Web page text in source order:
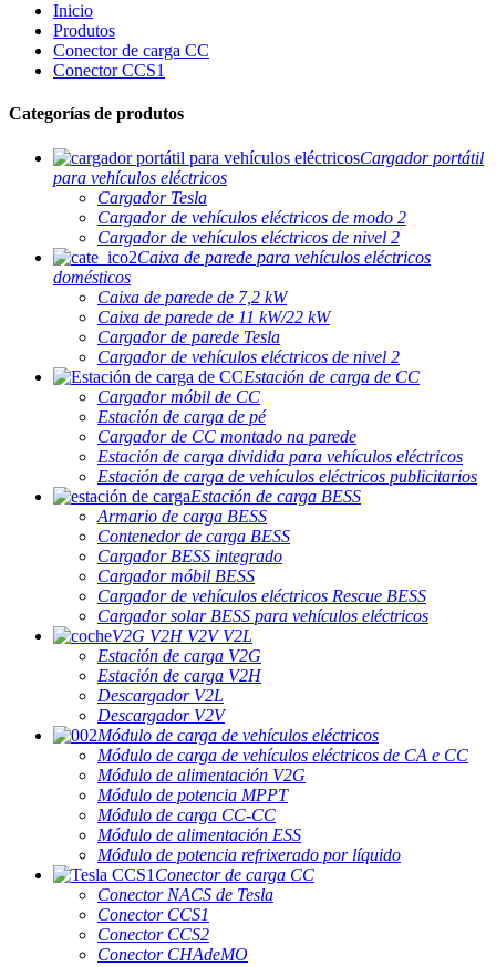
Inicio
Produtos
Conector de carga CC
Conector CCS1
Categorías de produtos
Cargador portátil
para vehículos eléctricos
Cargador Tesla
Cargador de vehículos eléctricos de modo 2
Cargador de vehículos eléctricos de nivel 2
Caixa de parede para vehículos eléctricos
domésticos
Caixa de parede de 7,2 kW
Caixa de parede de 11 kW/22 kW
Cargador de parede Tesla
Cargador de vehículos eléctricos de nivel 2
Estación de carga de CC
Cargador móbil de CC
Estación de carga de pé
Cargador de CC montado na parede
Estación de carga dividida para vehículos eléctricos
Estación de carga de vehículos eléctricos publicitarios
Estación de carga BESS
Armario de carga BESS
Contenedor de carga BESS
Cargador BESS integrado
Cargador móbil BESS
Cargador de vehículos eléctricos Rescue BESS
Cargador solar BESS para vehículos eléctricos
V2G V2H V2V V2L
Estación de carga V2G
Estación de carga V2H
Descargador V2L
Descargador V2V
Módulo de carga de vehículos eléctricos
Módulo de carga de vehículos eléctricos de CA e CC
Módulo de alimentación V2G
Módulo de potencia MPPT
Módulo de carga CC-CC
Módulo de alimentación ESS
Módulo de potencia refrixerado por líquido
Conector de carga CC
Conector NACS de Tesla
Conector CCS1
Conector CCS2
Conector CHAdeMO